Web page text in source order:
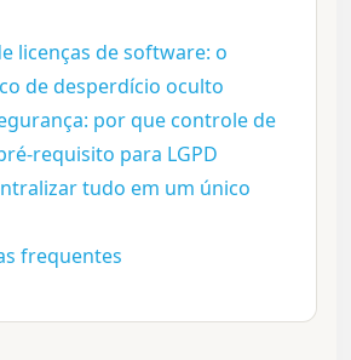
licenças de software: o
de desperdício oculto
por que controle de
requisito para LGPD
tudo em um único
frequentes